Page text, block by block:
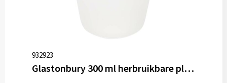
Diversen
932923
Glastonbury 300 ml herbruikbare plastic beker